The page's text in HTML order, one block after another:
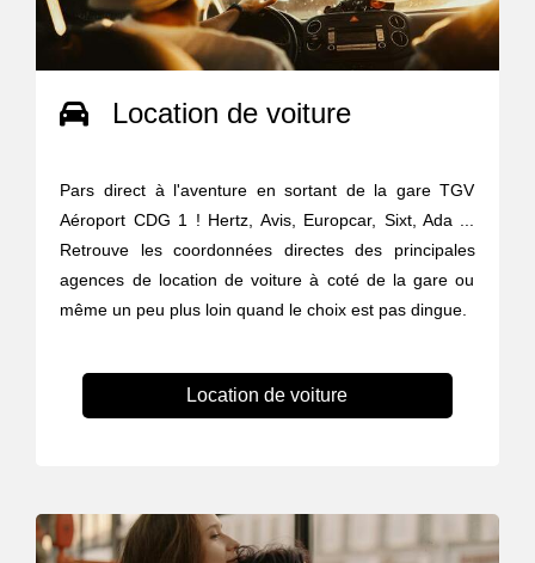
Location de voiture
Pars direct à l'aventure en sortant de la gare TGV
Aéroport CDG 1 ! Hertz, Avis, Europcar, Sixt, Ada ...
Retrouve les coordonnées directes des principales
agences de location de voiture à coté de la gare ou
même un peu plus loin quand le choix est pas dingue.
Location de voiture